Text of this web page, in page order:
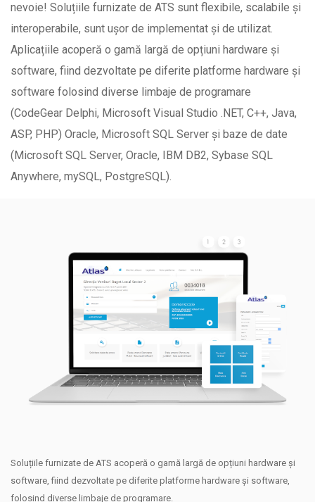
nevoie! Soluțiile furnizate de ATS sunt flexibile, scalabile și
interoperabile, sunt ușor de implementat și de utilizat.
Aplicațiile acoperă o gamă largă de opțiuni hardware și
software, fiind dezvoltate pe diferite platforme hardware și
software folosind diverse limbaje de programare
(CodeGear Delphi, Microsoft Visual Studio .NET, C++, Java,
ASP, PHP) Oracle, Microsoft SQL Server și baze de date
(Microsoft SQL Server, Oracle, IBM DB2, Sybase SQL
Anywhere, mySQL, PostgreSQL).
Soluțiile furnizate de ATS acoperă o gamă largă de opțiuni hardware și
software, fiind dezvoltate pe diferite platforme hardware și software,
folosind diverse limbaje de programare.